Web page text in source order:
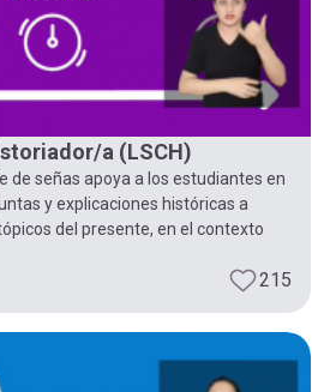
a (LSCH)
de señas apoya a los estudiantes en
y explicaciones históricas a
del presente, en el contexto
215